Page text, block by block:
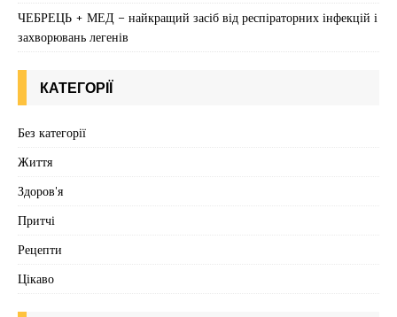
ЧЕБРЕЦЬ + МЕД – найкращий засіб від респіраторних інфекцій і
захворювань легенів
КАТЕГОРІЇ
Без категорії
Життя
Здоров'я
Притчі
Рецепти
Цікаво